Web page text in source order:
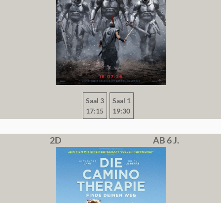
Saal 3
17:15
Saal 1
19:30
2D AB 6 J.